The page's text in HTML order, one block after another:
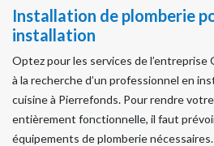
Installation de plomberie
installation
Optez pour les services de l’entreprise
à la recherche d’un professionnel en
cuisine à Pierrefonds. Pour rendre
entièrement fonctionnelle, il faut
équipements de plomberie nécessaires.